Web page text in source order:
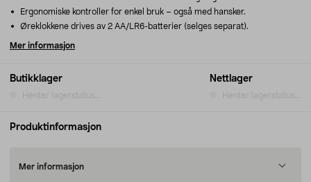
Butikklager
Henter lagerstatus...
Nettlager
Henter lagerstatus...
Ergonomiske kontroller for enkel bruk – også med hansker.
Øreklokkene drives av 2 AA/LR6-batterier (selges separat).
Mer informasjon
Produktinformasjon
Mer informasjon